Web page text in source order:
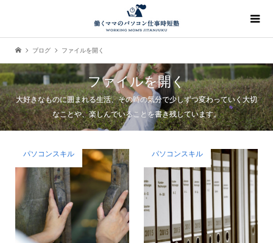
ブログ ファイルを開く
ファイルを開く
大好きなものに囲まれる生活、その時の気分で少しずつ変わっていく大切
なことや、楽しんでいることを書き残しています。
パソコンスキル パソコンスキル